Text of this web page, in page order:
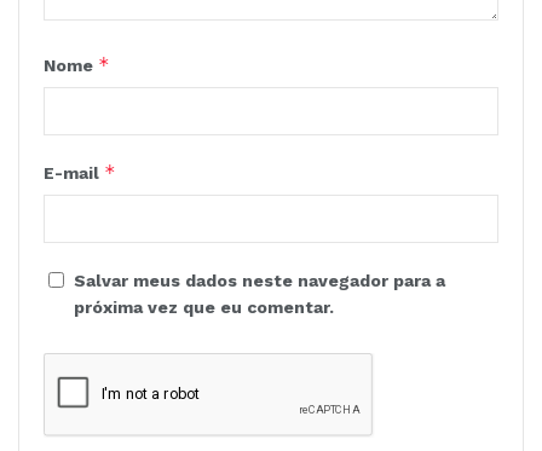
Nome *
E-mail *
Salvar meus dados neste navegador para a
próxima vez que eu comentar.